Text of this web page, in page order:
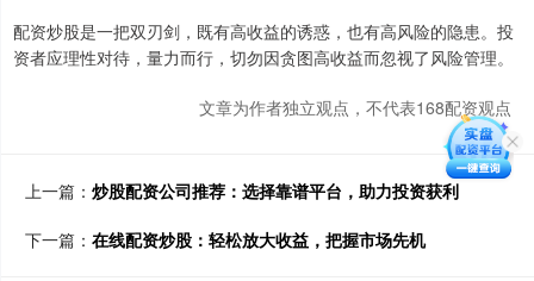
配资炒股是一把双刃剑，既有高收益的诱惑，也有高风险的隐患。投
资者应理性对待，量力而行，切勿因贪图高收益而忽视了风险管理。
文章为作者独立观点，不代表168配资观点
上一篇： 炒股配资公司推荐：选择靠谱平台，助力投资获利
下一篇： 在线配资炒股：轻松放大收益，把握市场先机